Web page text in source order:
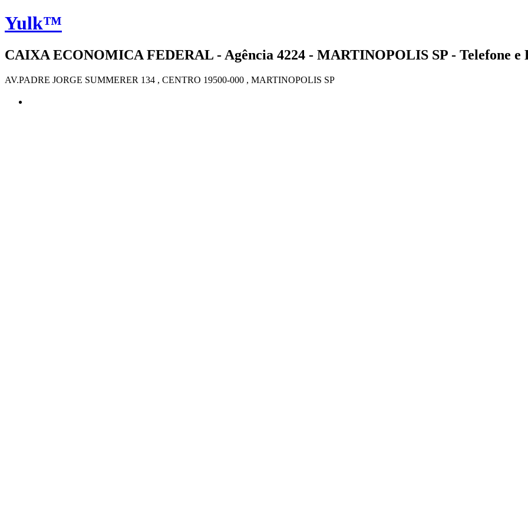
Yulk™
CAIXA ECONOMICA FEDERAL - Agência 4224 - MARTINOPOLIS SP - Telefone e
AV.PADRE JORGE SUMMERER 134 , CENTRO 19500-000 , MARTINOPOLIS SP